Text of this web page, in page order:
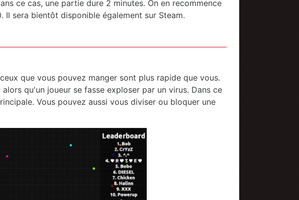
ce cas, une partie dure 2 minutes. On en recommence
sera bientôt disponible également sur Steam.
que vous pouvez manger sont plus rapide que vous.
qu'un joueur se fasse exploser par un virus. Dans ce
Vous pouvez aussi vous diviser ou bloquer une